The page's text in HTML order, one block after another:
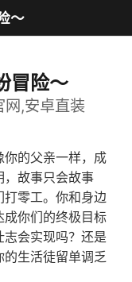
～
冒险～
网,安卓直装
你的父亲一样，成
，故事只会故事
零工。你和身边
成你们的终极目标
会实现吗？还是
生活徒留单调乏